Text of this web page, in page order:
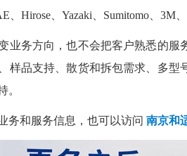
、Hirose、Yazaki、Sumitomo、3M
业务方向，也不会把客户熟悉的
样品支持、散货和拆包需求、多
。
务和服务信息，也可以访问 南京和